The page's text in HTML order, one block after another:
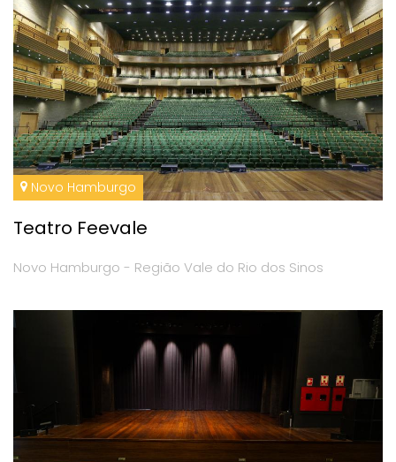
Novo Hamburgo
Teatro Feevale
Novo Hamburgo - Região Vale do Rio dos Sinos